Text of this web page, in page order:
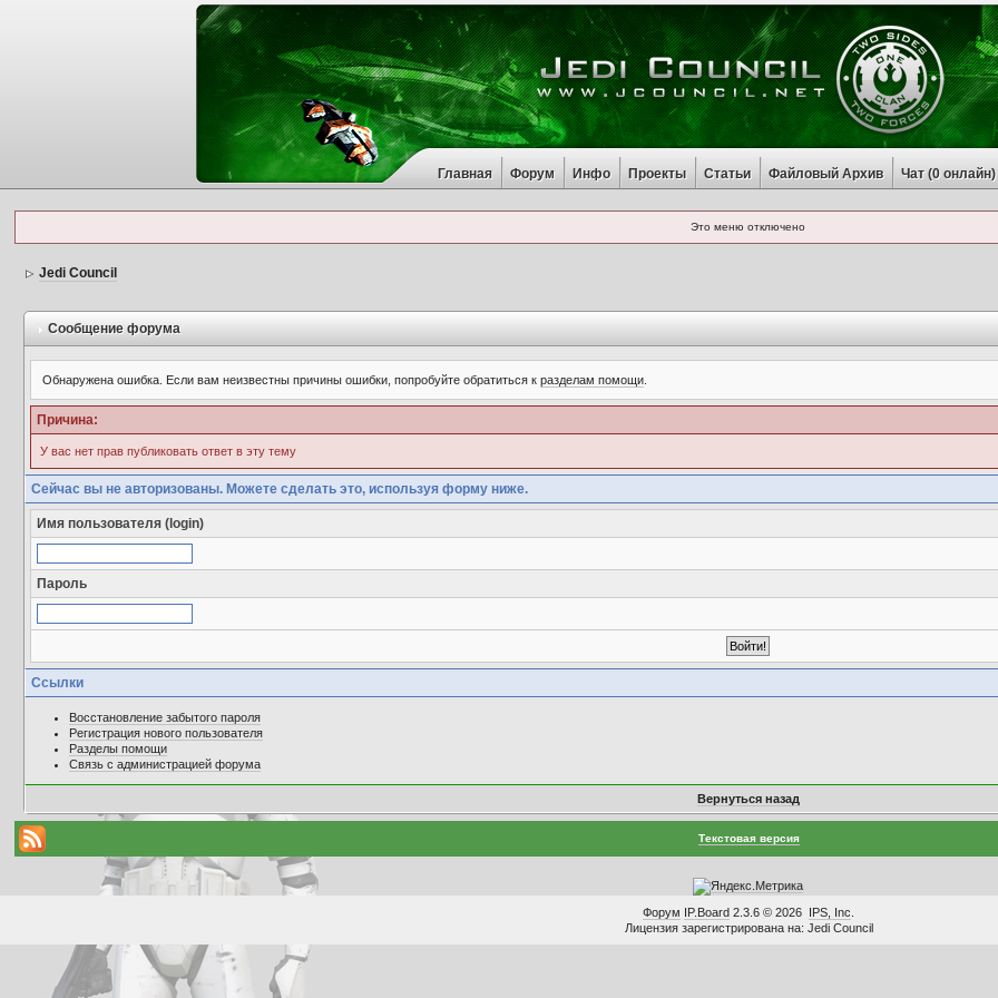
Главная Форум Инфо Проекты Статьи Файловый Архив Чат (0онлайн)
Это меню отключено
Jedi Council
Сообщение форума
Обнаружена ошибка. Если вам неизвестны причины ошибки, попробуйте обратиться к разделам помощи.
Причина:
У вас нет прав публиковать ответ в эту тему
Сейчас вы не авторизованы. Можете сделать это, используя форму ниже.
Имя пользователя (login)
Пароль
Ссылки
Восстановление забытого пароля
Регистрация нового пользователя
Разделы помощи
Связь с администрацией форума
Вернуться назад
Текстовая версия
Форум IP.Board 2.3.6 © 2026 IPS, Inc
Лицензия зарегистрирована на: Jedi Council